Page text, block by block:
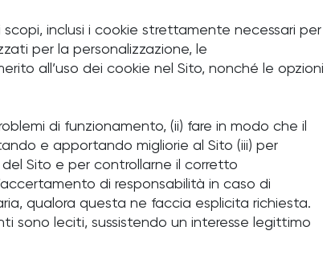
inclusi i cookie strettamente necessari per
per la personalizzazione, le
all’uso dei cookie nel Sito, nonché le opzioni
di funzionamento, (ii) fare in modo che il
e apportando migliorie al Sito (iii) per
Sito e per controllarne il corretto
di responsabilità in caso di
qualora questa ne faccia esplicita richiesta.
sono leciti, sussistendo un interesse legittimo